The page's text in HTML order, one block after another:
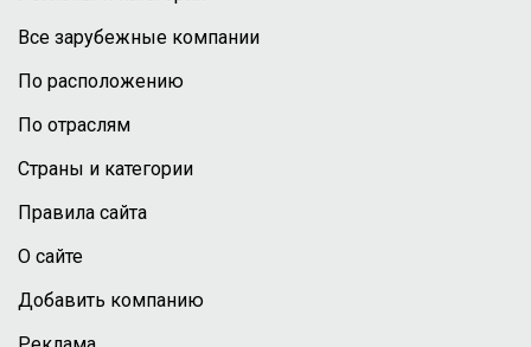
Все зарубежные компании
По расположению
По отраслям
Страны и категории
Правила сайта
О сайте
Добавить компанию